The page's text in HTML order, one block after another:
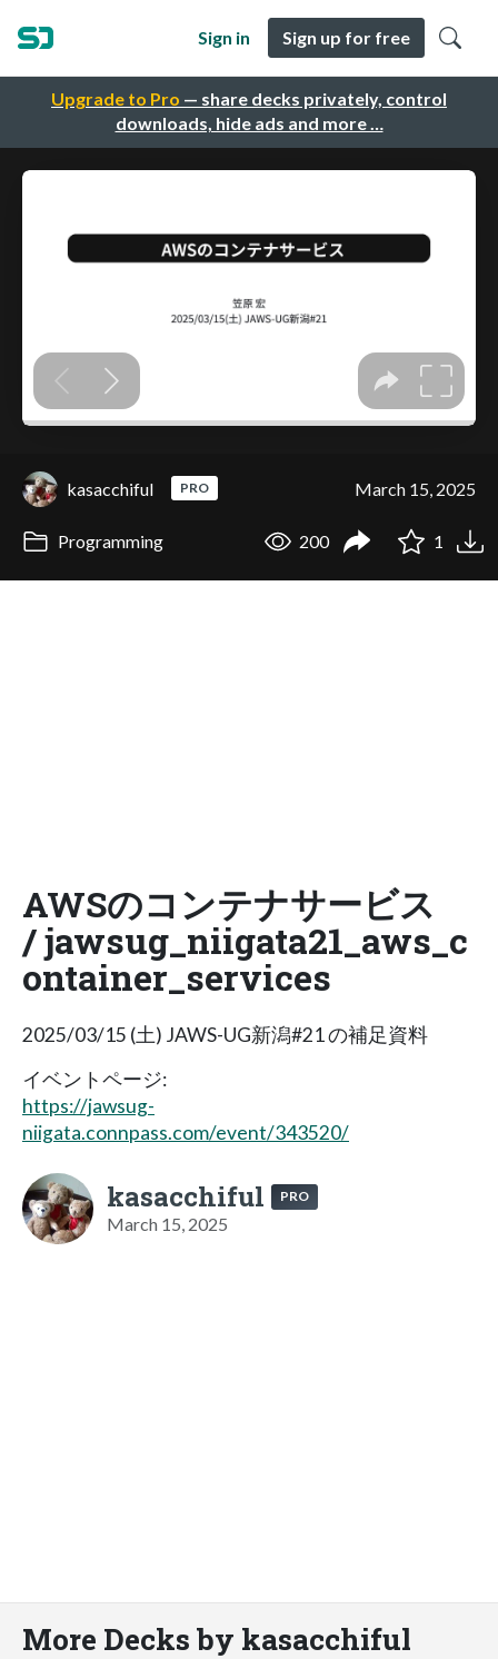
Upgrade to Pro — share decks privately, control
downloads, hide ads and more …
Sign in Sign up for free
kasacchiful PRO March 15, 2025
Programming 200 1
AWSのコンテナサービス
/ jawsug_niigata21_aws_c
ontainer_services
2025/03/15 (土) JAWS-UG新潟#21 の補足資料
イベントページ:
https://jawsug-
niigata.connpass.com/event/343520/
kasacchiful PRO
March 15, 2025
More Decks by kasacchiful